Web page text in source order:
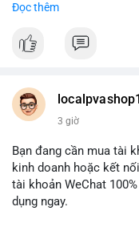
Đặt hàng ngay hôm nay
👉 Order tại:
👉 Telegram:
👉 Email:
Đừng bỏ lỡ cơ hội cải
cách hiệu quả!
Đọc thêm
3 giờ
Bạn đang cần mua tài
kinh doanh hoặc kết
tài khoản WeChat
dụng ngay.